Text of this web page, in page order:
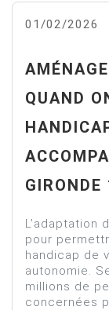
01/02/2026
QUAND
GIRONDE
L’adaptation
pour
handicap de
autonomie.
millions de
concernées